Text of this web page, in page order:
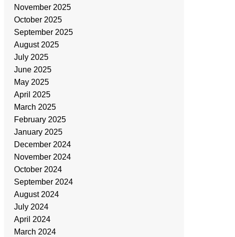
November 2025
October 2025
September 2025
August 2025
July 2025
June 2025
May 2025
April 2025
March 2025
February 2025
January 2025
December 2024
November 2024
October 2024
September 2024
August 2024
July 2024
April 2024
March 2024